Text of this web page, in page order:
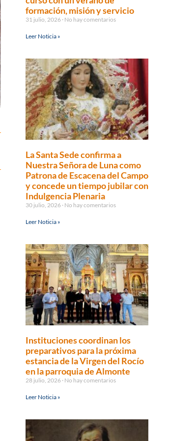
formación, misión y servicio
31 julio, 2026 No hay comentarios
Leer Noticia »
La Santa Sede confirma a
Nuestra Señora de Luna como
Patrona de Escacena del Campo
y concede un tiempo jubilar con
Indulgencia Plenaria
30 julio, 2026 No hay comentarios
Leer Noticia »
Instituciones coordinan los
preparativos para la próxima
estancia de la Virgen del Rocío
en la parroquia de Almonte
28 julio, 2026 No hay comentarios
Leer Noticia »